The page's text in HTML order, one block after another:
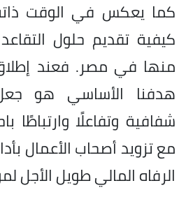
كما يعكس في الوقت
كيفية تقديم حلول
منها في مصر. فعند
هدفنا الأساسي هو
شفافية وتفاعلًا وارتباطًا
مع تزويد أصحاب الأعمال
الرفاه المالي طويل الأجل